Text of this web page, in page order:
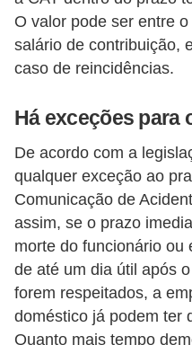
O valor pode ser entre
salário de contribuição,
caso de reincidências.
Há exceções para
De acordo com a
qualquer exceção ao
Comunicação de
assim, se o prazo
morte do funcionário ou
de até um dia útil após
forem respeitados, a
doméstico já podem ter
Quanto mais tempo
r
a
b
l
h
i
s
a
e
M